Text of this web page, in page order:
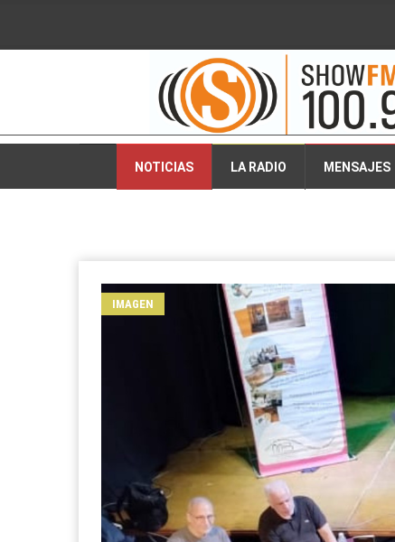
2026-08-08 12:22:14
NOTICIAS
LA RADIO MENSAJES
IMAGEN